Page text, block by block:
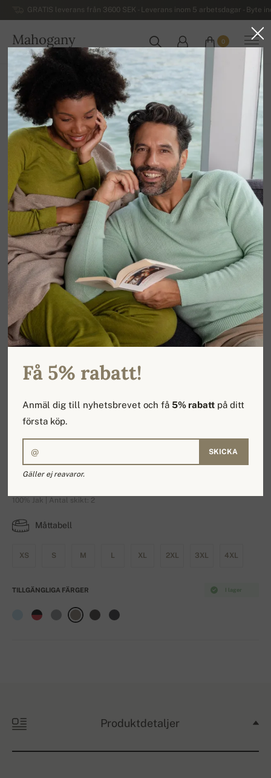
GRATIS leverans från 3600 SEK - Leverans inom 5 arbetsdagar - Byte
Mahogany
SVERIGE
0
Hem Kashmirtröjor för herrar Mäns jaktröjor
YakCharl
100% Jak | Antal skikt: 2
Måttabell
XS S M L XL 2XL 3XL 4XL
I lager
TILLGÄNGLIGA FÄRGER
Produktdetaljer
Få 5% rabatt!
Anmäl dig till nyhetsbrevet och få5% rabatt på ditt
första köp.
SKICKA
Gäller ej reavaror.